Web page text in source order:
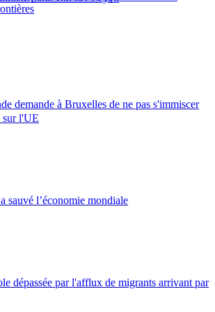
demande à Bruxelles de ne pas s'immiscer
sur l'UE
sauvé l’économie mondiale
dépassée par l'afflux de migrants arrivant par